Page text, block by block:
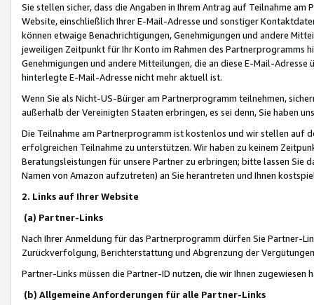
Sie stellen sicher, dass die Angaben in Ihrem Antrag auf Teilnahme
Website, einschließlich Ihrer E-Mail-Adresse und sonstiger
können etwaige Benachrichtigungen, Genehmigungen und andere
jeweiligen Zeitpunkt für Ihr Konto im Rahmen des Partnerprogramms
Genehmigungen und andere Mitteilungen, die an diese E-Mail-
hinterlegte E-Mail-Adresse nicht mehr aktuell ist.
Wenn Sie als Nicht-US-Bürger am Partnerprogramm teilnehmen,
außerhalb der Vereinigten Staaten erbringen, es sei denn, Sie haben
Die Teilnahme am Partnerprogramm ist kostenlos und wir stellen auf
erfolgreichen Teilnahme zu unterstützen. Wir haben zu keinem
Beratungsleistungen für unsere Partner zu erbringen; bitte lassen Sie
Namen von Amazon aufzutreten) an Sie herantreten und Ihnen
2. Links auf Ihrer Website
(a) Partner-Links
Nach Ihrer Anmeldung für das Partnerprogramm dürfen Sie Partner-
Zurückverfolgung, Berichterstattung und Abgrenzung der
Partner-Links müssen die Partner-ID nutzen, die wir Ihnen zugewiesen
(b) Allgemeine Anforderungen für alle Partner-Links